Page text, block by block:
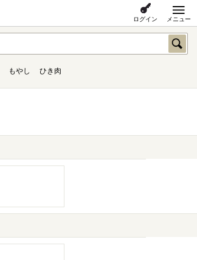
ログイン メニュー
もやし ひき肉